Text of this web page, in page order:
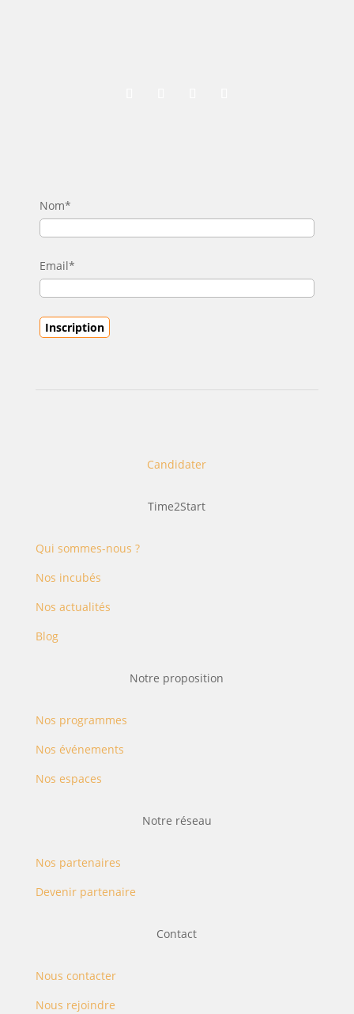
Nom*
Email*
Candidater
Time2Start
Qui sommes-nous ?
Nos incubés
Nos actualités
Blog
Notre proposition
Nos programmes
Nos événements
Nos espaces
Notre réseau
Nos partenaires
Devenir partenaire
Contact
Nous contacter
Nous rejoindre